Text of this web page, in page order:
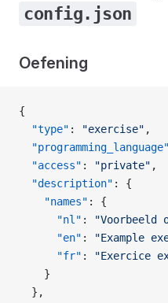
config.json
Oefening
{
  "type"
: "exercise" ,
  "programming_language"
  "access"
: "private" ,
  "description"
: {
    "names"
: {
      "nl"
: "Voorbeeld
      "en"
: "Example
      "fr"
:
"Exercice
    }
  },